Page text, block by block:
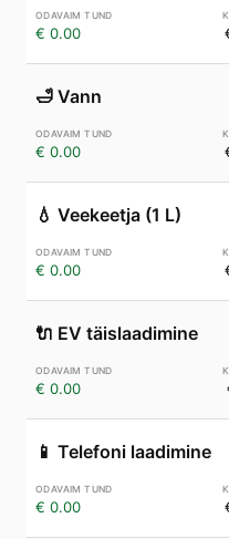
€ 0.00
🛁 Vann
€ 0.00
💧 Veekeetja (1 L)
€ 0.00
🔌 EV täislaadimine
€ 0.00
📱 Telefoni laadimine
€ 0.00